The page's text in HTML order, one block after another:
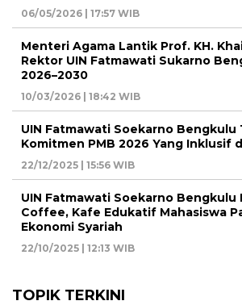
06/05/2026 | 17:57 WIB
Menteri Agama Lantik Prof. KH.
Rektor UIN Fatmawati Sukarno
2026–2030
10/03/2026 | 18:42 WIB
UIN Fatmawati Soekarno Bengkulu
Komitmen PMB 2026 Yang Inklusif
22/12/2025 | 15:56 WIB
UIN Fatmawati Soekarno Bengkulu
Coffee, Kafe Edukatif Mahasiswa
Ekonomi Syariah
22/10/2025 | 12:13 WIB
TOPIK TERKINI